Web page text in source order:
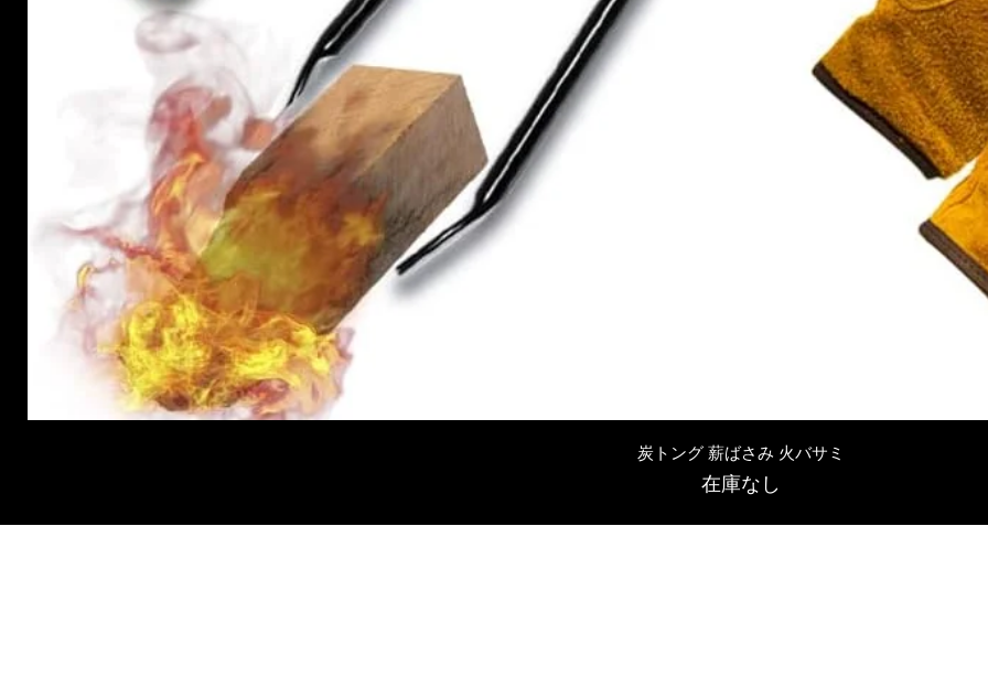
クイックビュー
炭トング 薪ばさみ 火バサミ
在庫なし